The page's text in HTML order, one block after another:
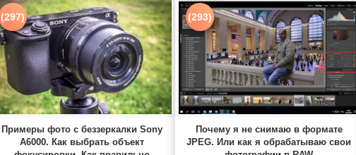
(297)
Примеры фото с беззеркалки Sony
A6000. Как выбрать объект
(293)
Почему я не снимаю в формате
JPEG. Или как я обрабатываю свои